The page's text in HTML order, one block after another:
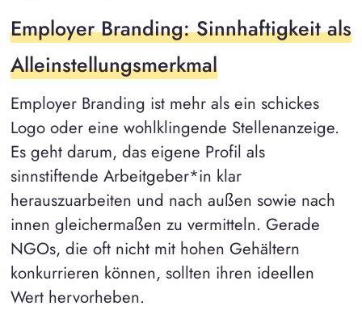
Employer Branding: Sinnhaftigkeit als
Alleinstellungsmerkmal
Employer Branding ist mehr als ein schickes
Logo oder eine wohlklingende Stellenanzeige.
Es geht darum, das eigene Profil als
sinnstiftende Arbeitgeber*in klar
herauszuarbeiten und nach außen sowie nach
innen gleichermaßen zu vermitteln. Gerade
NGOs, die oft nicht mit hohen Gehältern
konkurrieren können, sollten ihren ideellen
Wert hervorheben.